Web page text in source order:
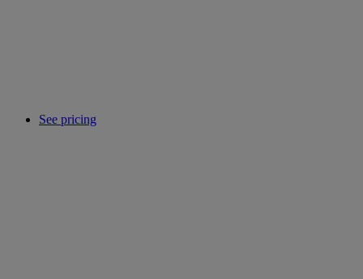
See pricing